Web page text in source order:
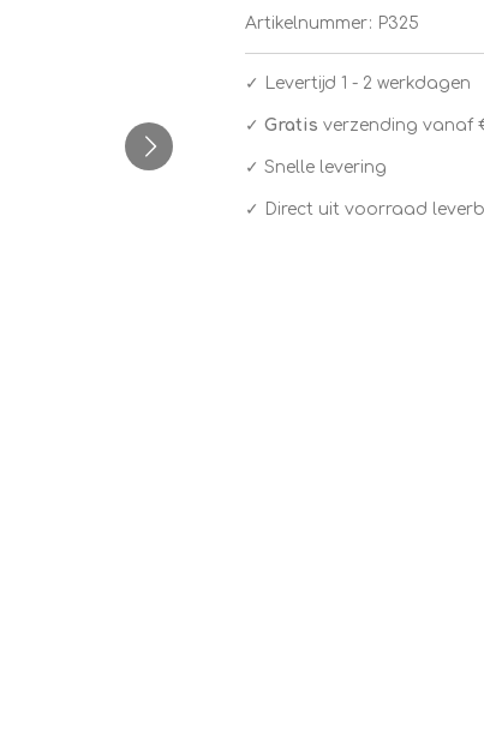
Artikelnummer: P325
✓ Levertijd 1 - 2 werkdagen
✓ Gratis verzending vanaf
✓ Snelle levering
✓ Direct uit voorraad